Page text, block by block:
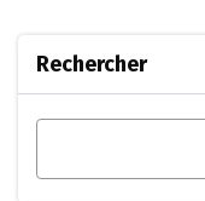
Rechercher